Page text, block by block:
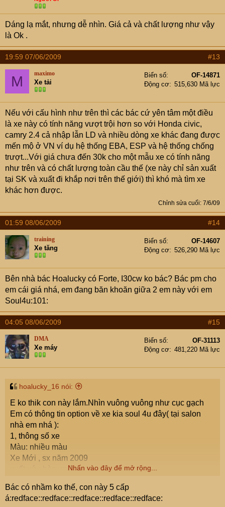
Dáng lạ mắt, nhưng dễ nhìn. Giá cả và chất lượng như vậy
là Ok .
19:59 07/06/2009 #13
M maximo
Xe tải
Biển số
OF-14871
Động cơ
515,630 Mã lực
Nếu với cấu hình như trên thì các bác cứ yên tâm một điều
là xe này có tính năng vượt trội hơn so với Honda civic,
camry 2.4 cả nhập lẫn LD và nhiều dòng xe khác đang được
mến mộ ở VN ví dụ hệ thống EBA, ESP và hệ thống chống
trượt...Với giá chưa đến 30k cho một mẫu xe có tính năng
như trên và có chất lượng toàn cầu thế (xe này chỉ sản xuất
tại SK và xuất đi khắp nơi trên thế giới) thì khó mà tìm xe
khác hơn được.
Chỉnh sửa cuối: 7/6/09
01:59 08/06/2009 #14
training
Xe tăng
Biển số
OF-14607
Động cơ
526,290 Mã lực
Bên nhà bác Hoalucky có Forte, I30cw ko bác? Bác pm cho
em cái giá nhá, em đang băn khoăn giữa 2 em này với em
Soul4u:101:
04:05 08/06/2009 #15
DMA
Xe máy
Biển số
OF-31113
Động cơ
481,220 Mã lực
hoalucky_16 nói:
E ko thik con này lắm.Nhìn vuông vuông như cục gạch
Em có thông tin option về xe kia soul 4u đây( tại salon
nhà em nhá ):
1, thông số xe
Màu: nhiều màu
Xe Mới , sx năm 2009
xuất xứ : hàn wuôc'
Động cơ : 1.6vvt
Hệ thống nạp nhiên liêun, phun nhiên liệu điện tử
Nhấn vào đây để mở rộng...
Bác có nhầm ko thế, con này 5 cấp
á:redface::redface::redface::redface::redface: